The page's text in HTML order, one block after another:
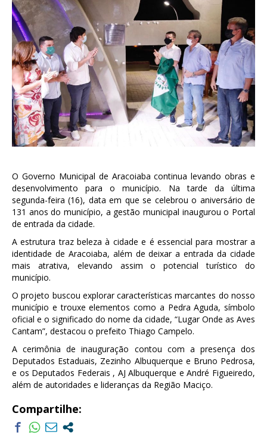
O Governo Municipal de Aracoiaba continua levando obras e
desenvolvimento para o município. Na tarde da última
segunda-feira (16), data em que se celebrou o aniversário de
131 anos do município, a gestão municipal inaugurou o Portal
de entrada da cidade.
A estrutura traz beleza à cidade e é essencial para mostrar a
identidade de Aracoiaba, além de deixar a entrada da cidade
mais atrativa, elevando assim o potencial turístico do
município.
O projeto buscou explorar características marcantes do nosso
município e trouxe elementos como a Pedra Aguda, símbolo
oficial e o significado do nome da cidade, “Lugar Onde as Aves
Cantam”, destacou o prefeito Thiago Campelo.
A cerimônia de inauguração contou com a presença dos
Deputados Estaduais, Zezinho Albuquerque e Bruno Pedrosa,
e os Deputados Federais , AJ Albuquerque e André Figueiredo,
além de autoridades e lideranças da Região Maciço.
Compartilhe: